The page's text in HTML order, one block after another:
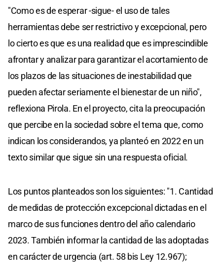
"Como es de esperar -sigue- el uso de tales
herramientas debe ser restrictivo y excepcional, pero
lo cierto es que es una realidad que es imprescindible
afrontar y analizar para garantizar el acortamiento de
los plazos de las situaciones de inestabilidad que
pueden afectar seriamente el bienestar de un niño",
reflexiona Pirola. En el proyecto, cita la preocupación
que percibe en la sociedad sobre el tema que, como
indican los considerandos, ya planteó en 2022 en un
texto similar que sigue sin una respuesta oficial.
Los puntos planteados son los siguientes: "1. Cantidad
de medidas de protección excepcional dictadas en el
marco de sus funciones dentro del año calendario
2023. También informar la cantidad de las adoptadas
en carácter de urgencia (art. 58 bis Ley 12.967);